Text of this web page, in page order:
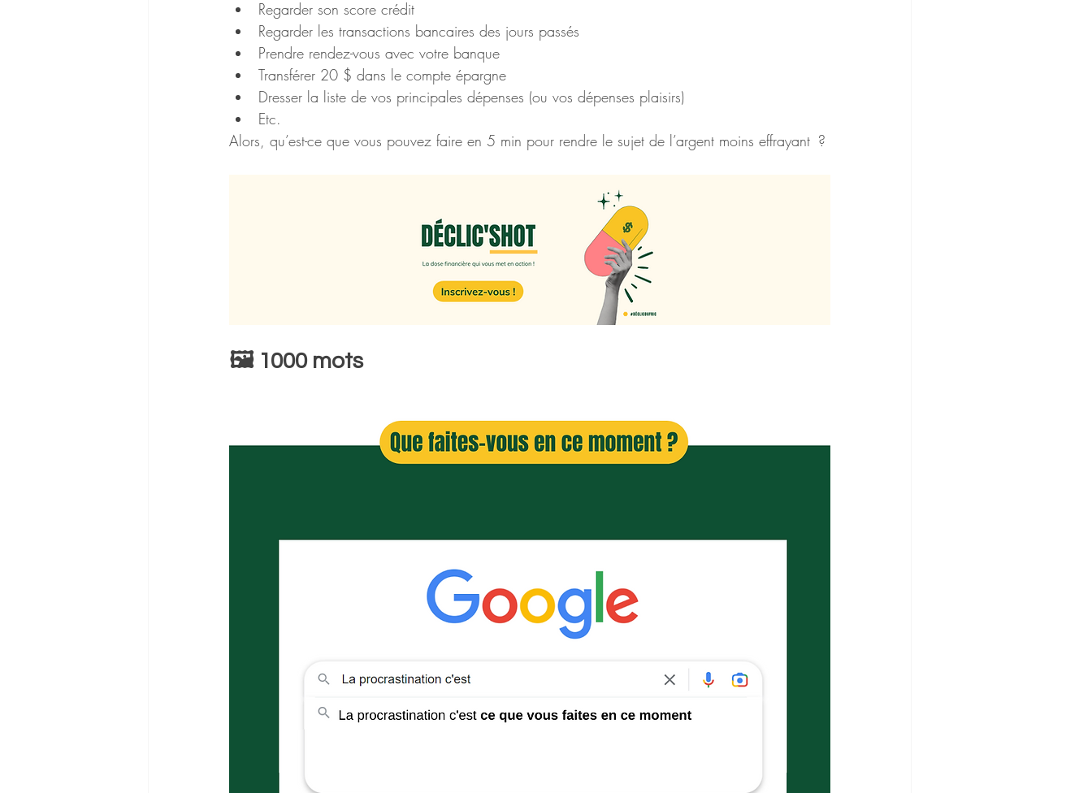
Regarder son score crédit
Regarder les transactions bancaires des jours passés
Prendre rendez-vous avec votre banque
Transférer 20 $ dans le compte épargne
Dresser la liste de vos principales dépenses (ou vos dépenses plaisirs)
Etc.
Alors, qu’est-ce que vous pouvez faire en 5 min pour rendre le sujet de l’argent moins effrayant  ?
🖼️​ 1000 mots